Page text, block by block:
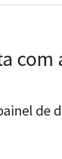
com
de